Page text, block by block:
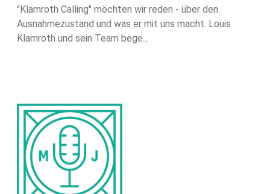
"Klamroth Calling" möchten wir reden - über den
Ausnahmezustand und was er mit uns macht. Louis
Klamroth und sein Team bege...